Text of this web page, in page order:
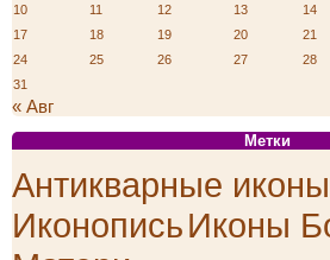
10
11 12 13 14
17
18 19 20 21
24
25 26 27 28
31
« Авг
Метки
Антикварные иконы
ИконописьИконы